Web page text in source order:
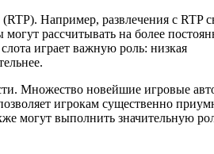
Например, развлечения с RTP
рассчитывать на более
играет важную роль: низкая
Множество новейшие игровые
игрокам существенно
могут выполнить значительную